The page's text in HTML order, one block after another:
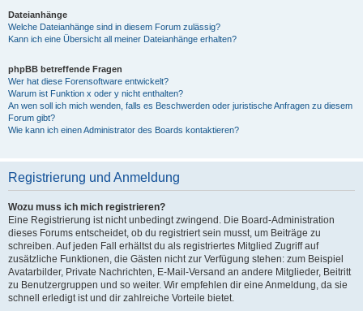
Dateianhänge
Welche Dateianhänge sind in diesem Forum zulässig?
Kann ich eine Übersicht all meiner Dateianhänge erhalten?
phpBB betreffende Fragen
Wer hat diese Forensoftware entwickelt?
Warum ist Funktion x oder y nicht enthalten?
An wen soll ich mich wenden, falls es Beschwerden oder juristische Anfragen zu diesem
Forum gibt?
Wie kann ich einen Administrator des Boards kontaktieren?
Registrierung und Anmeldung
Wozu muss ich mich registrieren?
Eine Registrierung ist nicht unbedingt zwingend. Die Board-Administration
dieses Forums entscheidet, ob du registriert sein musst, um Beiträge zu
schreiben. Auf jeden Fall erhältst du als registriertes Mitglied Zugriff auf
zusätzliche Funktionen, die Gästen nicht zur Verfügung stehen: zum Beispiel
Avatarbilder, Private Nachrichten, E-Mail-Versand an andere Mitglieder, Beitritt
zu Benutzergruppen und so weiter. Wir empfehlen dir eine Anmeldung, da sie
schnell erledigt ist und dir zahlreiche Vorteile bietet.